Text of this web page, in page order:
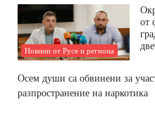
Новини от Русе и региона
от
Осем души са обвинени за
разпространение на наркотика